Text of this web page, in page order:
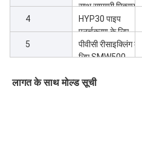
साथ सामग्री मिक्सर
300/600
4
HYP30 पाइप
पुनर्चक्रण के लिए
मजबूत क्रशर 30HP
5
पीवीसी रीसाइक्लिंग के
लिए SMW500
लागत के साथ मोल्ड सूची